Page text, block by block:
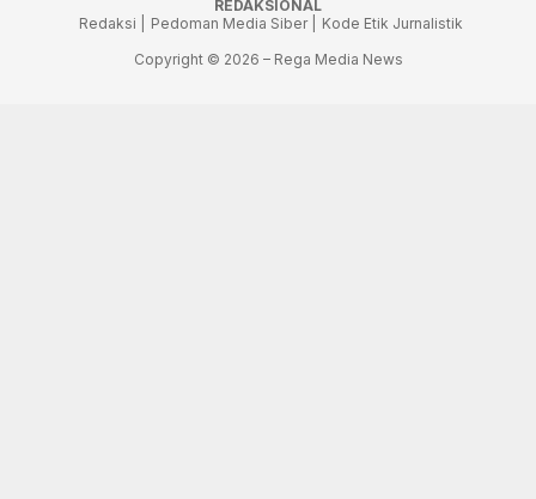
REDAKSIONAL
Redaksi |
Pedoman Media Siber |
Kode Etik Jurnalistik
Copyright © 2026 – Rega Media News